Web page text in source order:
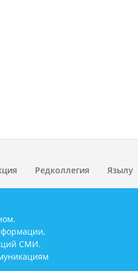
Редколлегия Язылу
СМИ.